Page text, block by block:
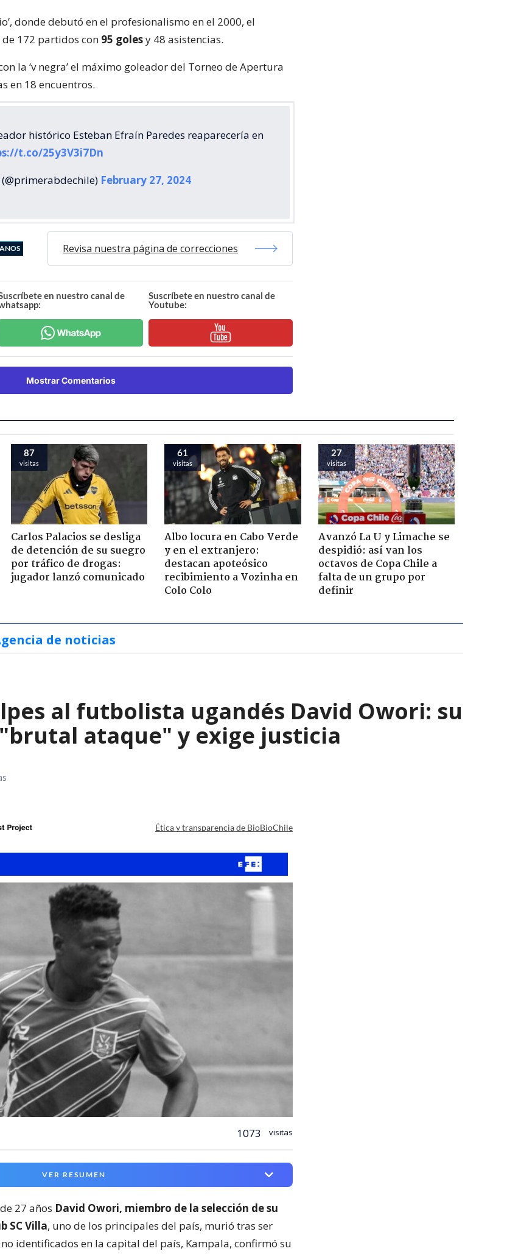
donde debutó en el profesionalismo en el 2000, el
de 172 partidos con 95 golesy 48 asistencias.
la ‘v negra’ el máximo goleador del Torneo de Apertura
en 18 encuentros.
histórico Esteban Efraín Paredes reaparecería en
t.co/25y3V3i7Dn
February 27, 2024
Revisa nuestra página de correcciones
en nuestro canal de
Suscríbete en nuestro canal de
Youtube:
Mostrar Comentarios
87
visitas
Carlos Palacios se desliga
de detención de su suegro
por tráfico de drogas:
jugador lanzó comunicado
61
visitas
Albo locura en Cabo Verde
y en el extranjero:
destacan apoteósico
recibimiento a Vozinha en
Colo Colo
27
visitas
Avanzó La U y Limache se
despidió: así van los
octavos de Copa Chile a
falta de un grupo por
definir
de noticias
al futbolista ugandés David Owori: su
ataque" y exige justicia
Ética y transparencia de BioBioChile
1073 visitas
VER RESUMEN
27 años David Owori, miembro de la selección de su
SC Villa, uno de los principales del país, murió tras ser
identificados en la capital del país, Kampala, confirmó su